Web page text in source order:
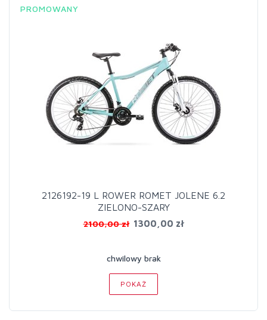
PROMOWANY
2126192-19 L ROWER ROMET JOLENE 6.2
ZIELONO-SZARY
2100,00 zł 1300,00 zł
chwilowy brak
POKAŻ